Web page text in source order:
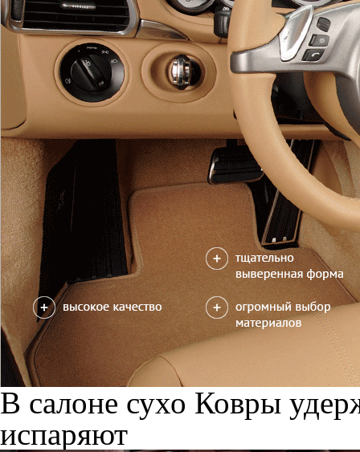
В салоне сухо Ковры
испаряют